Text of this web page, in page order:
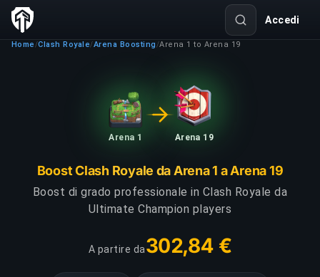
Accedi
Home /Clash Royale/Arena Boosting /Arena 1 to Arena 19
Arena 1 Arena 19
Boost Clash Royale da Arena 1 a Arena 19
Boost di grado professionale in Clash Royale da
Ultimate Champion players
A partire da302,84 €